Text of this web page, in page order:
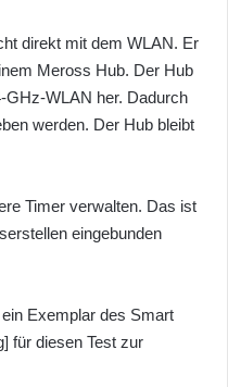
direkt mit dem WLAN. Er
Meross Hub. Der Hub
GHz-WLAN her. Dadurch
werden. Der Hub bleibt
Timer verwalten. Das ist
eingebunden
Exemplar des Smart
für diesen Test zur